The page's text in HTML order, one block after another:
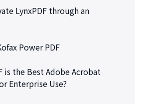
LynxPDF through an
Power PDF
is the Best Adobe Acrobat
Enterprise Use?